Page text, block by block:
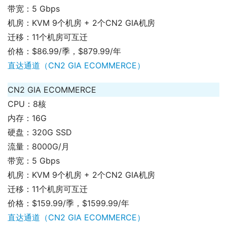
带宽：5 Gbps
机房：KVM 9个机房 + 2个CN2 GIA机房
迁移：11个机房可互迁
价格：$86.99/季，$879.99/年
直达通道（CN2 GIA ECOMMERCE）
CN2 GIA ECOMMERCE
CPU：8核
内存：16G
硬盘：320G SSD
流量：8000G/月
带宽：5 Gbps
机房：KVM 9个机房 + 2个CN2 GIA机房
迁移：11个机房可互迁
价格：$159.99/季，$1599.99/年
直达通道（CN2 GIA ECOMMERCE）